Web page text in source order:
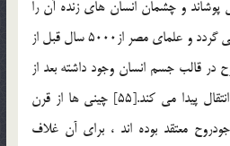
پوشاند و چشمان انسان هاي زنده آن را
نمي بيند و به عالم اعلي منتقل مي گردد و علماي مصر از5000 سال قبل از
در قالب جسم انسان وجود داشته بعد از
مردن از جسد به جسد جديدي انتقال پيدا مي كند.[55] چيني ها از قرن
معتقد بوده اند ، براي آن غلاف